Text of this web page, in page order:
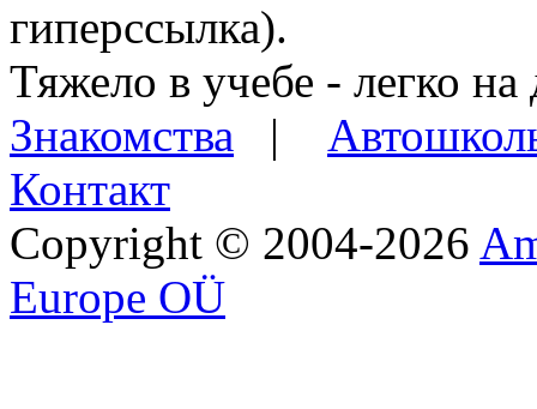
гиперссылка).
Тяжело в учебе - легко на
Знакомства |
Контакт
Copyright © 2004-2026
Europe OÜ